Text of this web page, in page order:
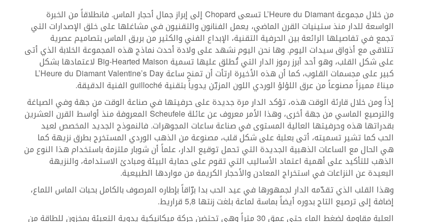
من خلال مجموعة L’Heure du Diamant تسعى Chopard إلى إبراز جمال أحجار الماس. فانطلاقاً من الخبرة
الواسعة للدار منذ ستينيات القرن الماضي، يعمل الفنانون والتقنيون في مشاغلها على خلق الإصدارات التي
تجمع في تفاصيلها الرائعة بين الحرفية التقنية، الإبداع الفني والكثير من بريق الماس بتصاميم عصرية
تتلاقى مع أذواق سيدات اليوم. وها نحن اليوم نشهد على ولادة أحدث نماذج هذه المجموعة الخلابة الذي أتى
على شكل القلب، وهو أحد أبرز رموز الدار التي تُطلق عليها تسمية Big-Hearted Maison لاعتمادها بشكل
كبير على مجسمات القلوب، كما أن هذه الأخيرة ارتأت أن تمنح ساعة L’Heure du Diamant Valentine’s Day
ميناءً مميزاً مصنوعاً من عرق اللؤلؤ الوردي اللون المزيّن يدوياً بتقنية guilloché الفنية الدقيقة.
إذاً ومن خلال قارئة الوقت هذه، تؤكد الدار مرة جديدة على حرفيتها في صناعة الوقت من جهة وفي الصياغة
والترصيع الماسي من جهة أخرى، وهذا الأمر معروف عن عائلة Scheufele المعروفة منذ أواسط القرن العشرين
بقدراتها هذه وحرفيتها العالية المستوى في صناعة ساعات المجوهرات. فالنموذج الجديد المخصص لعيد
الحب كما تشير تسميته، أتى بعلبة على شكل قلب، مصنوعة من الذهب الوردي المستخرج بطرق نزيهة كما
هي الحال مع الساعات الذهبية الجديدة التي تحمل توقيع الدار، علماً أن شوبار ملتزمة باستخدام هذا النوع من
الذهب للتأكيد على أهمية اعتماد الأساليب التي تقوم على حماية البيئة ومبادئ الاستدامة، والنزيهة
البعيدة عن النزاعات في استخراج المعادن والأحجار الكريمة من مواردها الطبيعية.
وهذا القلب الذي تقدّمه الدار لجمهورها في عيد الحب بدا برّاقاً بإطاره المرصوف بالكامل بحبات الماس اللماع،
إضافة إلى ترصيع التاج بدوره أيضاً بماسة لماعة بلغت زنتها 5,8 قراريط.
العلبة مقاومة لضغط الماء حتى عمق 30 متراً وهي تحتضن حركة ميكانيكية يدوية التعبئة بمخزون للطاقة من